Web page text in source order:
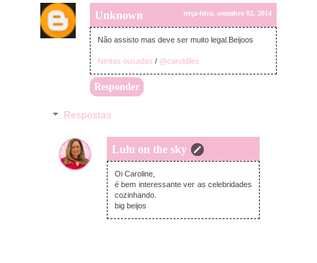
Unknown terça-feira, setembro 02, 2014
Não assisto mas deve ser muito legal.Beijoos
Ninitas ousadas / @caroldiles
Responder
Respostas
Lulu on the sky
terça-feira, setembro 02, 2014
Oi Caroline,
é bem interessante ver as celebridades
cozinhando.
big beijos